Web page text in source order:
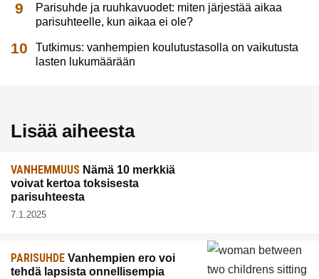
Parisuhde ja ruuhkavuodet: miten järjestää aikaa
parisuhteelle, kun aikaa ei ole?
Tutkimus: vanhempien koulutustasolla on vaikutusta
lasten lukumäärään
Lisää aiheesta
VANHEMMUUS Nämä 10 merkkiä
voivat kertoa toksisesta
parisuhteesta
7.1.2025
PARISUHDE Vanhempien ero voi
tehdä lapsista onnellisempia